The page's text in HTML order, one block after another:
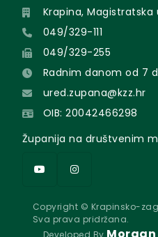
Krapina, Magistratska
049/329-111
049/329-255
Radnim danom od 7
ured.zupana@kzz.hr
OIB: 20042466298
Županija na društvenim
Copyright © Krapinsko-
Sva prava pridržana.